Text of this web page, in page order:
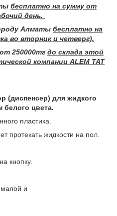
бесплатно на сумму от
день.
Алматы бесплатно на
во вторник и четверг).
250000тг до склада этой
компании ALEM TAT
(диспенсер) для жидкого
цвета.
пластика.
протекать жидкости на пол.
кнопку.
и